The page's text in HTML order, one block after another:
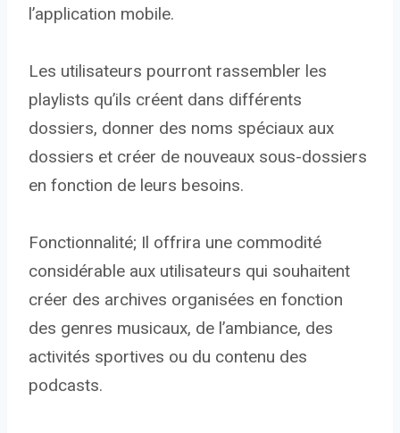
l’application mobile.
Les utilisateurs pourront rassembler les
playlists qu’ils créent dans différents
dossiers, donner des noms spéciaux aux
dossiers et créer de nouveaux sous-dossiers
en fonction de leurs besoins.
Fonctionnalité; Il offrira une commodité
considérable aux utilisateurs qui souhaitent
créer des archives organisées en fonction
des genres musicaux, de l’ambiance, des
activités sportives ou du contenu des
podcasts.